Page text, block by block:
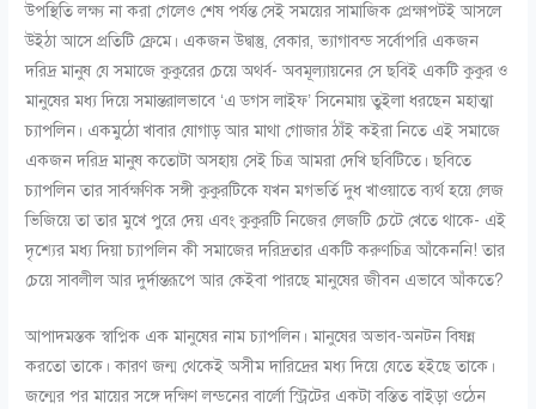
উপস্থিতি লক্ষ্য না করা গেলেও শেষ পর্যন্ত সেই সময়ের সামাজিক প্রেক্ষাপটই আসলে
উইঠা আসে প্রতিটি ফ্রেমে। একজন উদ্বাস্তু, বেকার, ভ্যাগাবন্ড সর্বোপরি একজন
দরিদ্র মানুষ যে সমাজে কুকুরের চেয়ে অথর্ব- অবমূল্যায়নের সে ছবিই একটি কুকুর ও
মানুষের মধ্য দিয়ে সমান্তরালভাবে ‘এ ডগস লাইফ’ সিনেমায় তুইলা ধরছেন মহাত্মা
চ্যাপলিন। একমুঠো খাবার যোগাড় আর মাথা গোজার ঠাঁই কইরা নিতে এই সমাজে
একজন দরিদ্র মানুষ কতোটা অসহায় সেই চিত্র আমরা দেখি ছবিটিতে। ছবিতে
চ্যাপলিন তার সার্বক্ষণিক সঙ্গী কুকুরটিকে যখন মগভর্তি দুধ খাওয়াতে ব্যর্থ হয়ে লেজ
ভিজিয়ে তা তার মুখে পুরে দেয় এবং কুকুরটি নিজের লেজটি চেটে খেতে থাকে- এই
দৃশ্যের মধ্য দিয়া চ্যাপলিন কী সমাজের দরিদ্রতার একটি করুণচিত্র আঁকেননি! তার
চেয়ে সাবলীল আর দুর্দান্তরূপে আর কেইবা পারছে মানুষের জীবন এভাবে আঁকতে?
আপাদমস্তক স্বাপ্নিক এক মানুষের নাম চ্যাপলিন। মানুষের অভাব-অনটন বিষন্ন
করতো তাকে। কারণ জন্ম থেকেই অসীম দারিদ্রের মধ্য দিয়ে যেতে হইছে তাকে।
জন্মের পর মায়ের সঙ্গে দক্ষিণ লন্ডনের বার্লো স্ট্রিটের একটা বস্তিত বাইড়া ওঠেন